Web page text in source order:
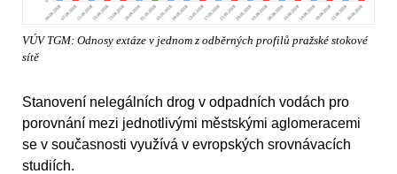
VÚV TGM: Odnosy extáze v jednom z odběrných profilů pražské stokové
sítě
Stanovení nelegálních drog v odpadních vodách pro
porovnání mezi jednotlivými městskými aglomeracemi
se v současnosti využívá v evropských srovnávacích
studiích.